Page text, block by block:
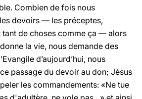
Combien de fois nous
devoirs — les préceptes,
tant de choses comme ça — alors
la vie, nous demande des
d’aujourd’hui, nous
passage du devoir au don; Jésus
les commandements: «Ne tue